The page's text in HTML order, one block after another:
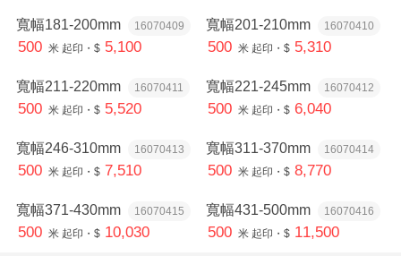
寬幅181-200mm 16070409
500 米 起印・$ 5,100
寬幅201-210mm 16070410
500 米 起印・$ 5,310
寬幅211-220mm 16070411
500 米 起印・$ 5,520
寬幅221-245mm 16070412
500 米 起印・$ 6,040
寬幅246-310mm 16070413
500 米 起印・$ 7,510
寬幅311-370mm 16070414
500 米 起印・$ 8,770
寬幅371-430mm 16070415
500 米 起印・$ 10,030
寬幅431-500mm 16070416
500 米 起印・$ 11,500